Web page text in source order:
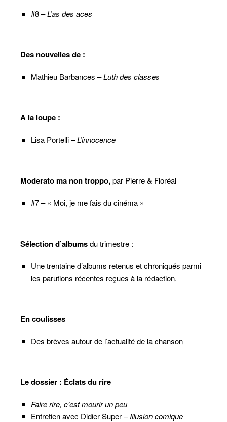
#8 –L’as des aces
Des nouvelles de :
Mathieu Barbances –Luth des classes
A la loupe :
Lisa Portelli –L’innocence
Moderato ma non troppo,par Pierre & Floréal
#7 – « Moi, je me fais du cinéma »
Sélection d’albumsdu trimestre :
Une trentaine d’albums retenus et chroniqués parmi
les parutions récentes reçues à la rédaction.
En coulisses
Des brèves autour de l’actualité de la chanson
Le dossier : Éclats du rire
Faire rire, c’est mourir un peu
Entretien avec Didier Super –Illusion comique